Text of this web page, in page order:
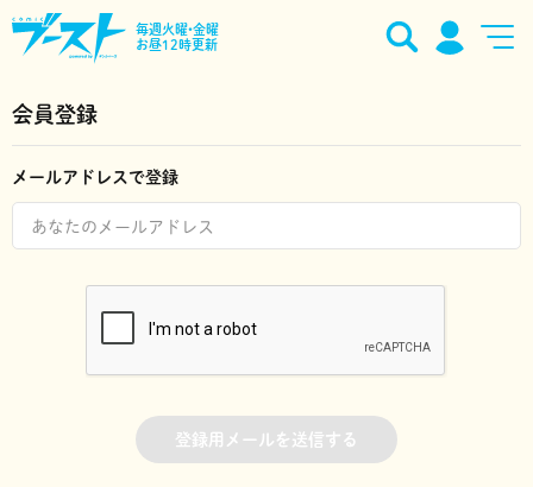
毎週火曜•金曜
お昼12時更新
会員登録
メールアドレスで登録
登録用メールを送信する